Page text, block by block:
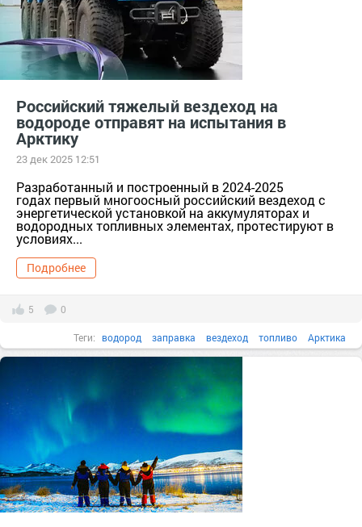
Российский тяжелый вездеход на
водороде отправят на испытания в
Арктику
23 дек 2025 12:51
Разработанный и построенный в 2024-2025
годах первый многоосный российский вездеход с
энергетической установкой на аккумуляторах и
водородных топливных элементах, протестируют в
условиях...
Подробнее
5 0
Теги: водород заправка вездеход топливо Арктика
отечественный продукт